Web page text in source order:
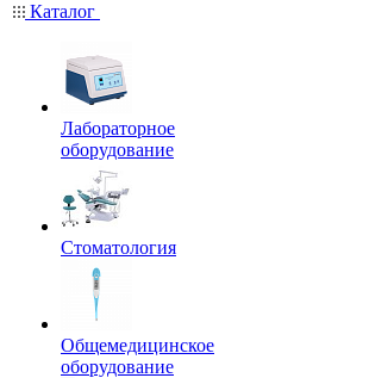
Каталог
Лабораторное
оборудование
Стоматология
Общемедицинское
оборудование